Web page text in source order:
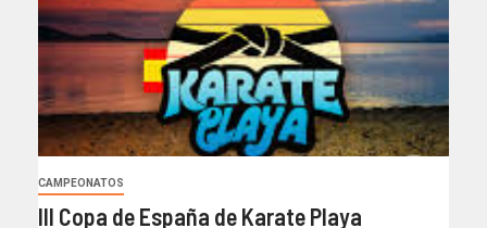
CAMPEONATOS
III Copa de España de Karate Playa